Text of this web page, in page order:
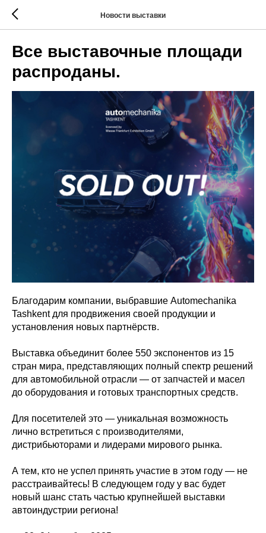
Новости выставки
Все выставочные площади
распроданы.
Благодарим компании, выбравшие Automechanika
Tashkent для продвижения своей продукции и
установления новых партнёрств.
Выставка объединит более 550 экспонентов из 15
стран мира, представляющих полный спектр решений
для автомобильной отрасли — от запчастей и масел
до оборудования и готовых транспортных средств.
Для посетителей это — уникальная возможность
лично встретиться с производителями,
дистрибьюторами и лидерами мирового рынка.
А тем, кто не успел принять участие в этом году — не
расстраивайтесь! В следующем году у вас будет
новый шанс стать частью крупнейшей выставки
автоиндустрии региона!